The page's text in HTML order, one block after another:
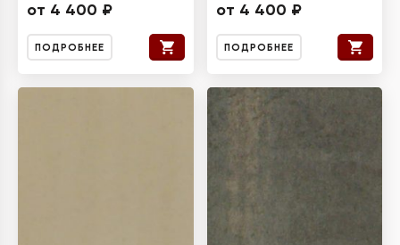
от 4 400 ₽
ПОДРОБНЕЕ
от 4 400 ₽
ПОДРОБНЕЕ